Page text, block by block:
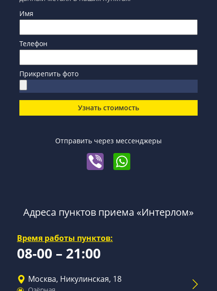
Имя
Телефон
Прикрепить фото
Узнать стоимость
Отправить через мессенджеры
Адреса пунктов приема «Интерлом»
Время работы пунктов:
08-00 – 21:00
Москва, Никулинская, 18